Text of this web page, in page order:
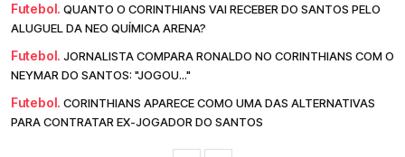
Futebol. QUANTO O CORINTHIANS VAI RECEBER DO SANTOS PELO
ALUGUEL DA NEO QUÍMICA ARENA?
Futebol. JORNALISTA COMPARA RONALDO NO CORINTHIANS COM O
NEYMAR DO SANTOS: "JOGOU..."
Futebol. CORINTHIANS APARECE COMO UMA DAS ALTERNATIVAS
PARA CONTRATAR EX-JOGADOR DO SANTOS